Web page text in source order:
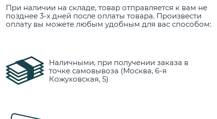
При наличии на складе, товар отправляется к вам не
позднее 3-х дней после оплаты товара. Произвести
оплату вы можете любым удобным для вас способом:
Наличными, при получении заказа в
точке самовывоза (Москва, 6-я
Кожуховская, 5)